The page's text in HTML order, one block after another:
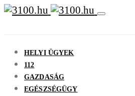
HELYI ÜGYEK
112
GAZDASÁG
EGÉSZSÉGÜGY